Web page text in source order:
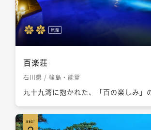
旅館
百楽荘
石川県 / 輪島・能登
九十九湾に抱かれた、「百の楽しみ」